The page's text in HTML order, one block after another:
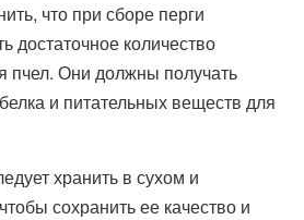
что при сборе перги
достаточное количество
пчел. Они должны получать
и питательных веществ для
хранить в сухом и
сохранить ее качество и